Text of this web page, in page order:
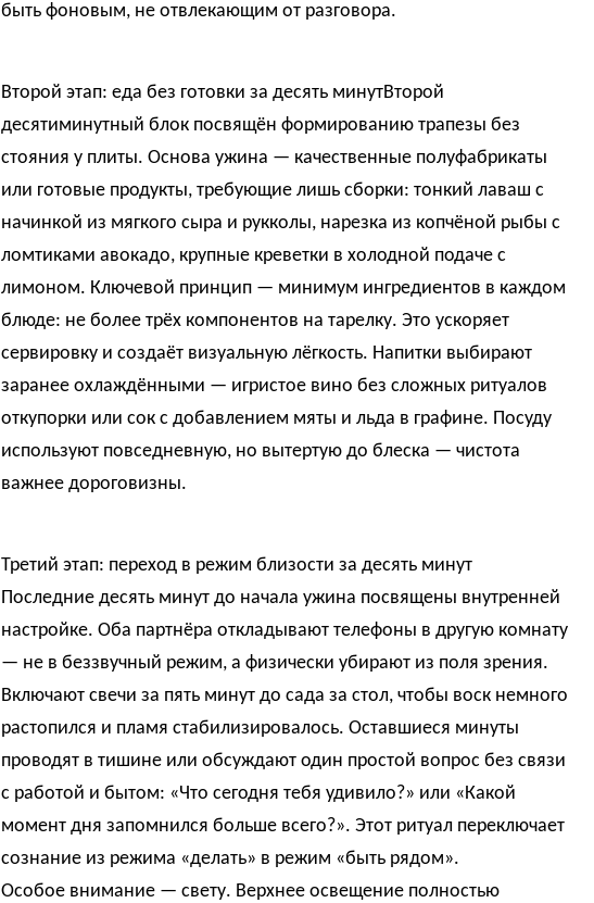
быть фоновым, не отвлекающим от разговора.
Второй этап: еда без готовки за десять минутВторой
десятиминутный блок посвящён формированию трапезы без
стояния у плиты. Основа ужина — качественные полуфабрикаты
или готовые продукты, требующие лишь сборки: тонкий лаваш с
начинкой из мягкого сыра и рукколы, нарезка из копчёной рыбы с
ломтиками авокадо, крупные креветки в холодной подаче с
лимоном. Ключевой принцип — минимум ингредиентов в каждом
блюде: не более трёх компонентов на тарелку. Это ускоряет
сервировку и создаёт визуальную лёгкость. Напитки выбирают
заранее охлаждёнными — игристое вино без сложных ритуалов
откупорки или сок с добавлением мяты и льда в графине. Посуду
используют повседневную, но вытертую до блеска — чистота
важнее дороговизны.
Третий этап: переход в режим близости за десять минут
Последние десять минут до начала ужина посвящены внутренней
настройке. Оба партнёра откладывают телефоны в другую комнату
— не в беззвучный режим, а физически убирают из поля зрения.
Включают свечи за пять минут до сада за стол, чтобы воск немного
растопился и пламя стабилизировалось. Оставшиеся минуты
проводят в тишине или обсуждают один простой вопрос без связи
с работой и бытом: «Что сегодня тебя удивило?» или «Какой
момент дня запомнился больше всего?». Этот ритуал переключает
сознание из режима «делать» в режим «быть рядом».
Особое внимание — свету. Верхнее освещение полностью